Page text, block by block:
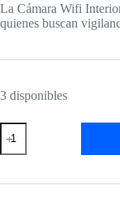
La Cámara Wifi
quienes buscan
3 disponibles
Cámara
Wifi
Interior
cantidad